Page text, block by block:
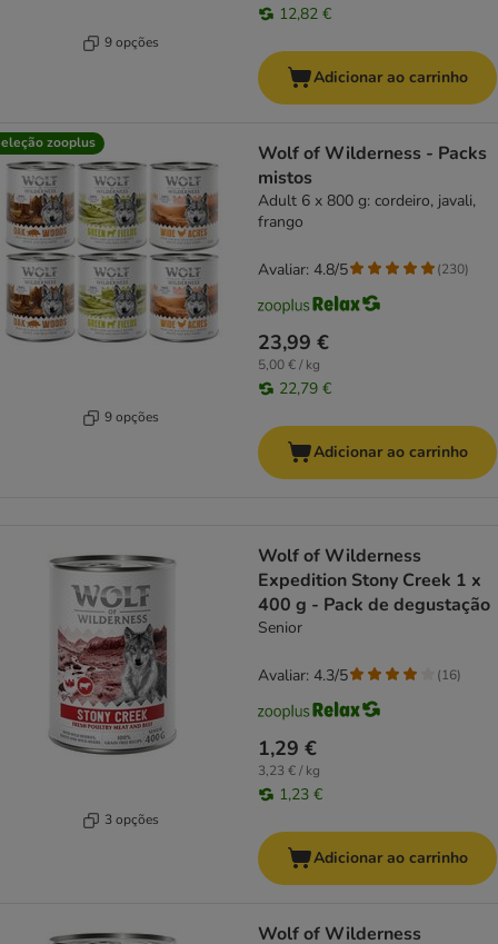
9 opções
12,82 €
Adicionar ao carrinho
zooplus
9 opções
Wolf of Wilderness - Packs
mistos
Adult 6 x 800 g: cordeiro, javali,
frango
23,99 €
5,00 € / kg
22,79 €
Avaliar: 4.8/5 (230)
Adicionar ao carrinho
3 opções
Wolf of Wilderness
Expedition Stony Creek 1 x
400 g - Pack de degustação
Senior
1,29 €
3,23 € / kg
1,23 €
Avaliar: 4.3/5 (16)
Adicionar ao carrinho
Wolf of Wilderness